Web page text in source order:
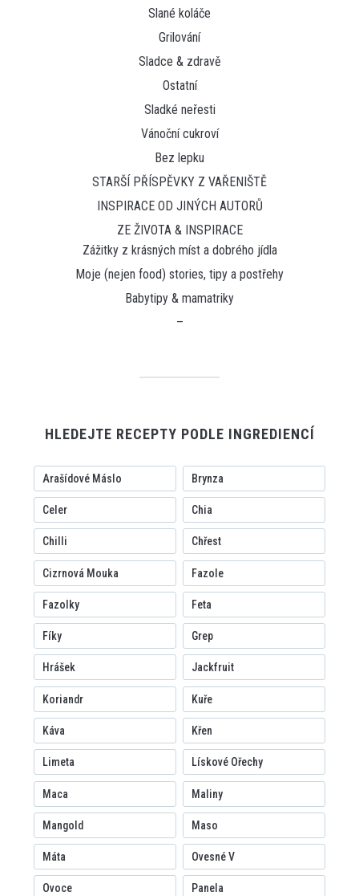
Slané koláče
Grilování
Sladce & zdravě
Ostatní
Sladké neřesti
Vánoční cukroví
Bez lepku
STARŠÍ PŘÍSPĚVKY Z VAŘENIŠTĚ
INSPIRACE OD JINÝCH AUTORŮ
ZE ŽIVOTA & INSPIRACE
Zážitky z krásných míst a dobrého jídla
Moje (nejen food) stories, tipy a postřehy
Babytipy & mamatriky
–
HLEDEJTE RECEPTY PODLE INGREDIENCÍ
Arašídové Máslo Brynza
Celer Chia
Chilli Chřest
Cizrnová Mouka Fazole
Fazolky Feta
Fíky Grep
Hrášek Jackfruit
Koriandr Kuře
Káva Křen
Limeta Lískové Ořechy
Maca Maliny
Mangold Maso
Máta Ovesné V
Ovoce Panela